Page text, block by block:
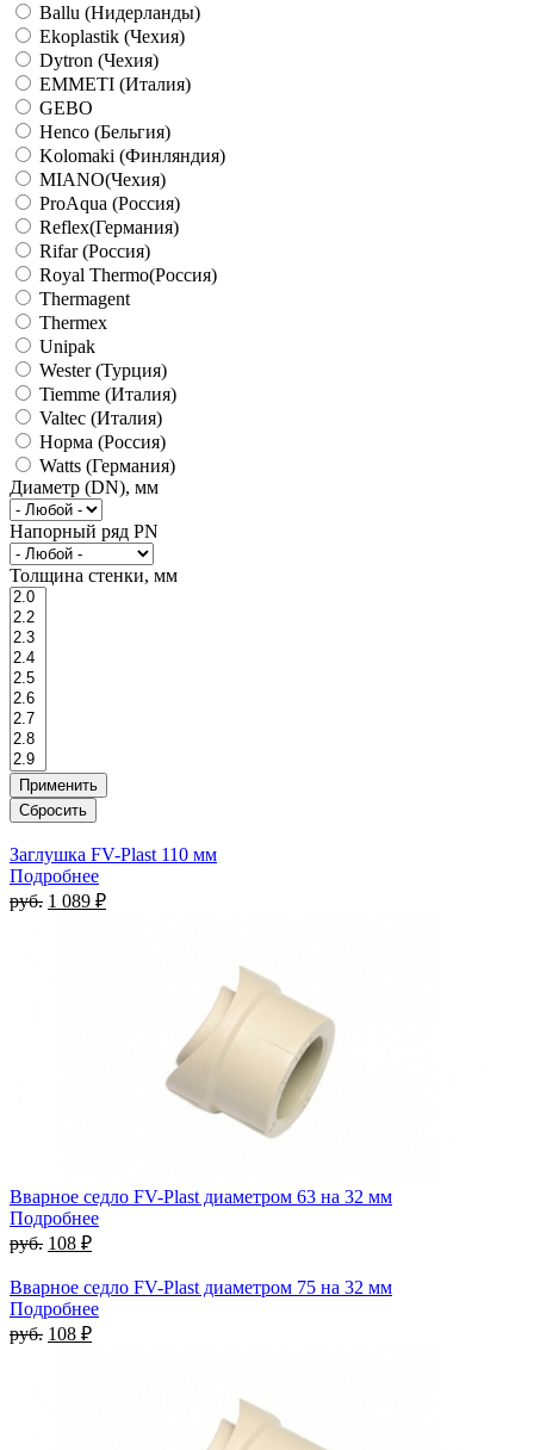
Ballu (Нидерланды)
Ekoplastik (Чехия)
Dytron (Чехия)
EMMETI (Италия)
GEBO
Henco (Бельгия)
Kolomaki (Финляндия)
MIANO(Чехия)
ProAqua (Россия)
Reflex(Германия)
Rifar (Россия)
Royal Thermo(Россия)
Thermagent
Thermex
Unipak
Wester (Турция)
Tiemme (Италия)
Valtec (Италия)
Норма (Россия)
Watts (Германия)
Диаметр (DN), мм
Напорный ряд PN
Толщина стенки, мм
Заглушка FV-Plast 110 мм
Подробнее
руб. 1 089 ₽
Вварное седло FV-Plast диаметром 63 на 32 мм
Подробнее
руб. 108 ₽
Вварное седло FV-Plast диаметром 75 на 32 мм
Подробнее
руб. 108 ₽